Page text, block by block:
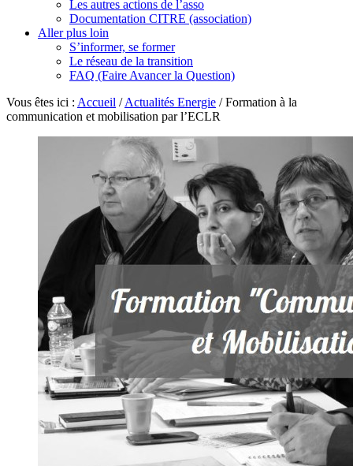
Les autres actions de l’asso
Documentation CITRE (association)
Aller plus loin
S’informer, se former
Le réseau de la transition
FAQ (Faire Avancer la Question)
Vous êtes ici : Accueil /Actualités Energie /Formation à la
communication et mobilisation par l’ECLR